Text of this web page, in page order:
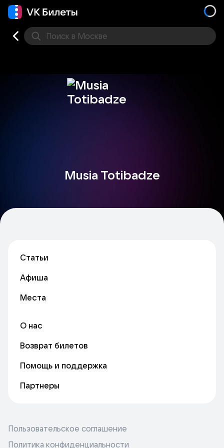
Поиск в Москве
Musia Totibadze
Статьи
Афиша
Места
О нас
Возврат билетов
Помощь и поддержка
Партнеры
Пользовательское соглашение
Политика конфиденциальности